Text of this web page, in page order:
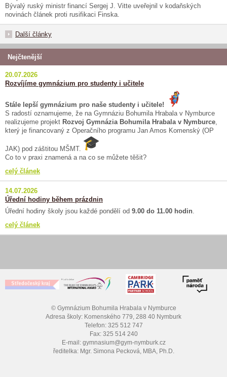
Bývalý ruský ministr financí Sergej J. Vitte uveřejnil v kodaňských
novinách článek proti rusifikaci Finska.
Další články
Nejčtenější
20.07.2026
Rozvíjíme gymnázium pro studenty i učitele
Stále lepší gymnázium pro naše studenty i učitele!
S radostí oznamujeme, že na Gymnáziu Bohumila Hrabala v Nymburce
realizujeme projekt Rozvoj Gymnázia Bohumila Hrabala v Nymburce,
který je financovaný z Operačního programu Jan Amos Komenský (OP
JAK) pod záštitou MŠMT.
Co to v praxi znamená a na co se můžete těšit?
celý článek
14.07.2026
Úřední hodiny během prázdnin
Úřední hodiny školy jsou každé pondělí od 9.00 do 11.00 hodin.
celý článek
© Gymnázium Bohumila Hrabala v Nymburce
Adresa školy: Komenského 779, 288 40 Nymburk
Telefon: 325 512 747
Fax: 325 514 240
E-mail: gymnasium@gym-nymburk.cz
ředitelka: Mgr. Simona Pecková, MBA, Ph.D.